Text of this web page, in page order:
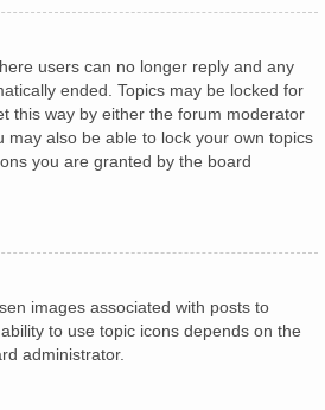
users can no longer reply and any
ended. Topics may be locked for
this way by either the forum moderator
may also be able to lock your own topics
you are granted by the board
images associated with posts to
to use topic icons depends on the
administrator.